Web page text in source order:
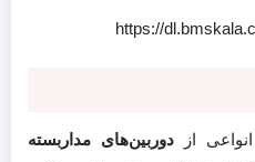
https://
ازدوربین‌های مداربسته